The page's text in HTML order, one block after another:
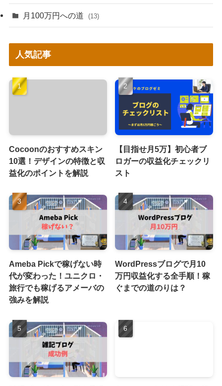
月100万円への道 (13)
人気記事
Cocoonのおすすめスキン
10選！デザインの特徴と収
益化のポイントを解説
【目指せ月5万】初心者ブ
ロガーの収益化チェックリ
スト
Ameba Pickで稼げない時
代が変わった！ユニクロ・
旅行でも稼げるアメーバの
強みを解説
WordPressブログで月10
万円収益化する全手順！稼
ぐまでの道のりは？